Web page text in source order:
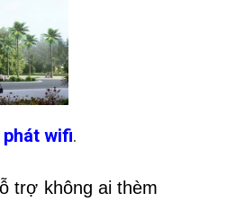
wifi.
trợ không ai thèm